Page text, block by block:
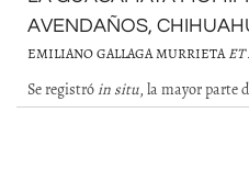
AVENDAÑOS,
EMILIANO GALLAGA MURRIETAET
Se registróin situ, la mayor parte